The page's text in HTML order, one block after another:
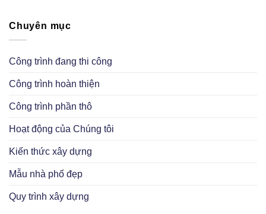
Chuyên mục
Công trình đang thi công
Công trình hoàn thiện
Công trình phần thô
Hoạt động của Chúng tôi
Kiến thức xây dựng
Mẫu nhà phố đẹp
Quy trình xây dựng